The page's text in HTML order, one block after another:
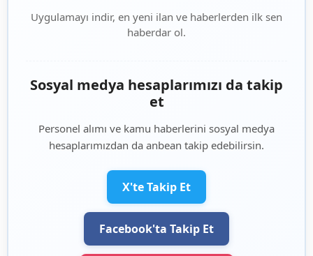
Uygulamayı indir, en yeni ilan ve haberlerden ilk sen
haberdar ol.
Sosyal medya hesaplarımızı da takip
et
Personel alımı ve kamu haberlerini sosyal medya
hesaplarımızdan da anbean takip edebilirsin.
X'te Takip Et
Facebook'ta Takip Et